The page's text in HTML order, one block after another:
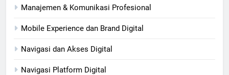
Manajemen & Komunikasi Profesional
Mobile Experience dan Brand Digital
Navigasi dan Akses Digital
Navigasi Platform Digital